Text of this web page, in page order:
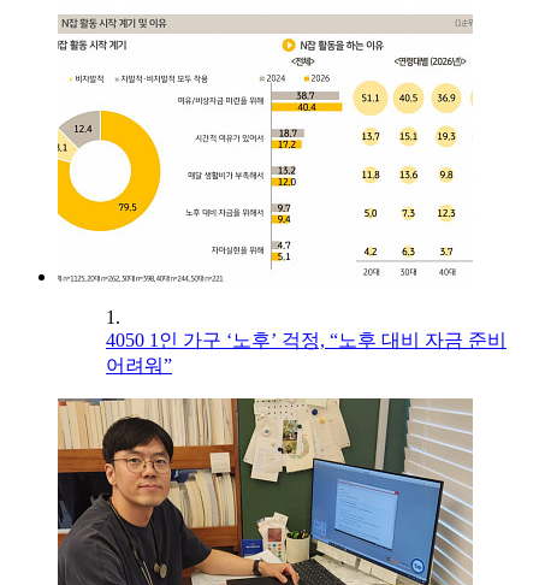
1.
4050 1인 가구 ‘노후’ 걱정, “노후 대비 자금 준비
어려워”